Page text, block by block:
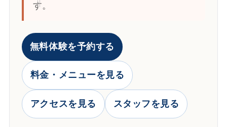
す。
無料体験を予約する
料金・メニューを見る
アクセスを見る スタッフを見る